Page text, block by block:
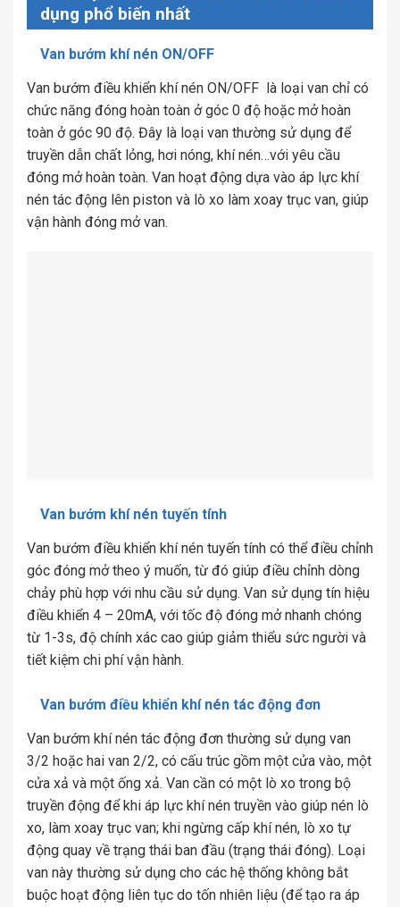
dụng phổ biến nhất
Van bướm khí nén ON/OFF
Van bướm điều khiển khí nén ON/OFF là loại van chỉ có
chức năng đóng hoàn toàn ở góc 0 độ hoặc mở hoàn
toàn ở góc 90 độ. Đây là loại van thường sử dụng để
truyền dẫn chất lỏng, hơi nóng, khí nén…với yêu cầu
đóng mở hoàn toàn. Van hoạt động dựa vào áp lực khí
nén tác động lên piston và lò xo làm xoay trục van, giúp
vận hành đóng mở van.
Van bướm khí nén tuyến tính
Van bướm điều khiển khí nén tuyến tính có thể điều chỉnh
góc đóng mở theo ý muốn, từ đó giúp điều chỉnh dòng
chảy phù hợp với nhu cầu sử dụng. Van sử dụng tín hiệu
điều khiển 4 – 20mA, với tốc độ đóng mở nhanh chóng
từ 1-3s, độ chính xác cao giúp giảm thiểu sức người và
tiết kiệm chi phí vận hành.
Van bướm điều khiển khí nén tác động đơn
Van bướm khí nén tác động đơn thường sử dụng van
3/2 hoặc hai van 2/2, có cấu trúc gồm một cửa vào, một
cửa xả và một ống xả. Van cần có một lò xo trong bộ
truyền động để khi áp lực khí nén truyền vào giúp nén lò
xo, làm xoay trục van; khi ngừng cấp khí nén, lò xo tự
động quay về trạng thái ban đầu (trạng thái đóng). Loại
van này thường sử dụng cho các hệ thống không bắt
buộc hoạt động liên tục do tốn nhiên liệu (để tạo ra áp